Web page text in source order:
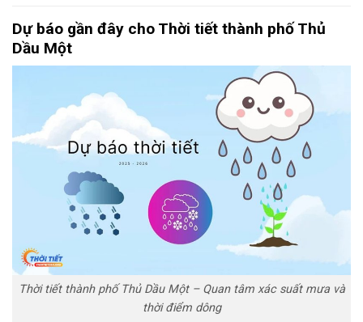
Dự báo gần đây cho Thời tiết thành phố Thủ
Dầu Một
Thời tiết thành phố Thủ Dầu Một – Quan tâm xác suất mưa và
thời điểm dông